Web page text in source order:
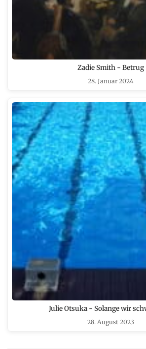
Zadie Smith - Betrug
28. Januar 2024
Julie Otsuka - Solange wir
28. August 2023